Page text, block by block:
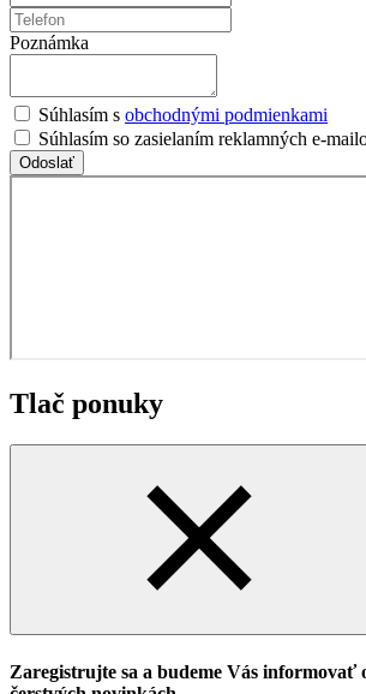
Poznámka
Súhlasím s obchodnými podmienkami
Súhlasím so zasielaním reklamných e-
Odoslať
Tlač ponuky
Zaregistrujte sa a budeme Vás informovať